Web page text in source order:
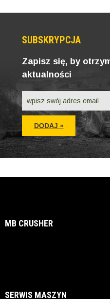
SUBSKRYPCJA
Zapisz się, by
aktualności
MB CRUSHER
SERWIS MASZYN